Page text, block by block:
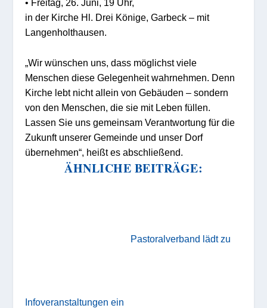
• Freitag, 26. Juni, 19 Uhr,
in der Kirche Hl. Drei Könige, Garbeck – mit
Langenholthausen.
„Wir wünschen uns, dass möglichst viele
Menschen diese Gelegenheit wahrnehmen. Denn
Kirche lebt nicht allein von Gebäuden – sondern
von den Menschen, die sie mit Leben füllen.
Lassen Sie uns gemeinsam Verantwortung für die
Zukunft unserer Gemeinde und unser Dorf
übernehmen“, heißt es abschließend.
ÄHNLICHE BEITRÄGE:
Pastoralverband lädt zu
Infoveranstaltungen ein